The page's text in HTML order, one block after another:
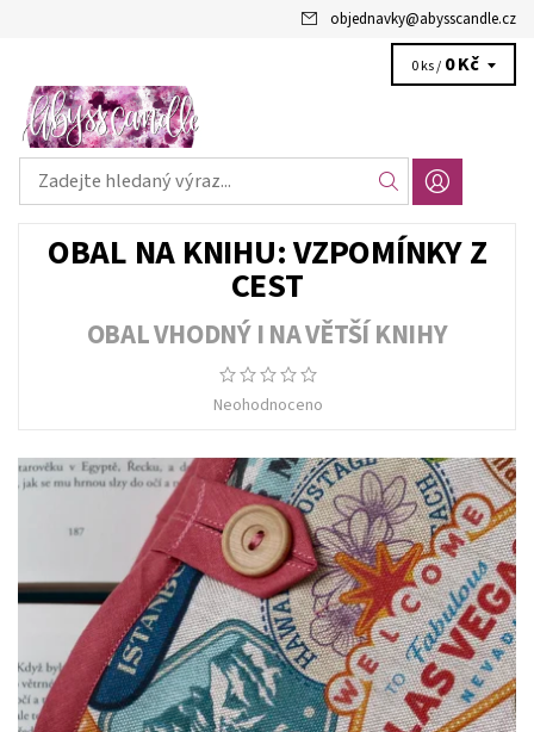
objednavky@abysscandle.cz
0 ks / 0 Kč
OBAL NA KNIHU: VZPOMÍNKY Z
CEST
OBAL VHODNÝ I NA VĚTŠÍ KNIHY
Neohodnoceno